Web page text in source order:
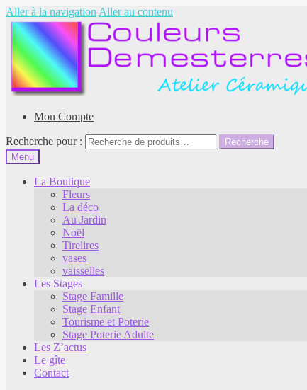
Aller à la navigation Aller au contenu
Mon Compte
Recherche pour :
Recherche
Menu
La Boutique
Fleurs
La déco
Au Jardin
Noël
Tirelires
vases
vaisselles
Les Stages
Stage Famille
Stage Enfant
Tourisme et Poterie
Stage Poterie Adulte
Les Z’actus
Le gîte
Contact